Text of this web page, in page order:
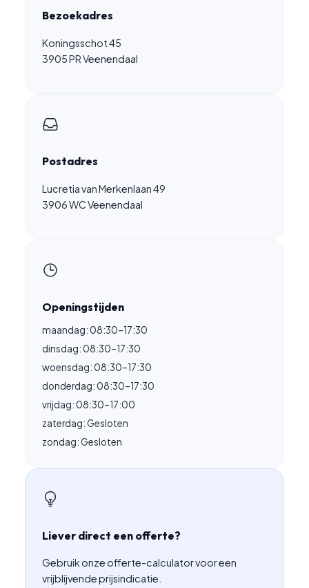
Bezoekadres
Koningsschot 45
3905 PR Veenendaal
Postadres
Lucretia van Merkenlaan 49
3906 WC Veenendaal
Openingstijden
maandag: 08:30–17:30
dinsdag: 08:30–17:30
woensdag: 08:30–17:30
donderdag: 08:30–17:30
vrijdag: 08:30–17:00
zaterdag: Gesloten
zondag: Gesloten
Liever direct een offerte?
Gebruik onze offerte-calculator voor een
vrijblijvende prijsindicatie.